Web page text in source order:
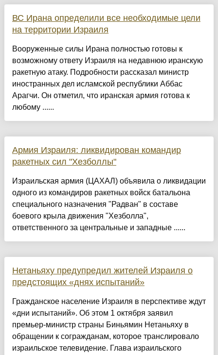
ВС Ирана определили все необходимые цели
на территории Израиля
Вооруженные силы Ирана полностью готовы к
возможному ответу Израиля на недавнюю иранскую
ракетную атаку. Подробности рассказал министр
иностранных дел исламской республики Аббас
Арагчи. Он отметил, что иранская армия готова к
любому ......
Армия Израиля: ликвидирован командир
ракетных сил "Хезболлы"
Израильская армия (ЦАХАЛ) объявила о ликвидации
одного из командиров ракетных войск батальона
специального назначения "Радван" в составе
боевого крыла движения "Хезболла",
ответственного за центральные и западные ......
Нетаньяху предупредил жителей Израиля о
предстоящих «днях испытаний»
Гражданское население Израиля в перспективе ждут
«дни испытаний». Об этом 1 октября заявил
премьер-министр страны Биньямин Нетаньяху в
обращении к согражданам, которое транслировало
израильское телевидение. Глава израильского